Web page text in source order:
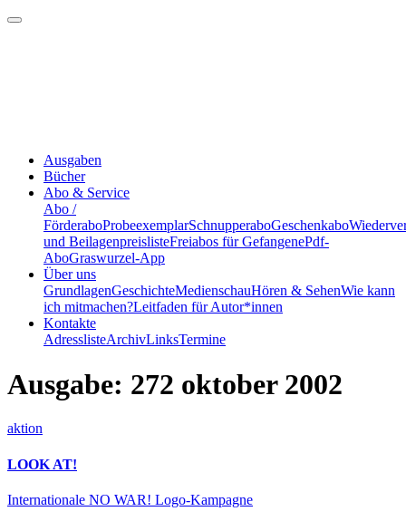
Ausgaben
Bücher
Abo & Service
Abo /
FörderaboProbeexemplarSchnupperaboGeschenkabo
und BeilagenpreislisteFreiabos für GefangenePdf-
AboGraswurzel-App
Über uns
GrundlagenGeschichteMedienschauHören & SehenWie kann
ich mitmachen?Leitfaden für Autor*innen
Kontakte
AdresslisteArchivLinksTermine
Ausgabe: 272 oktober 2002
aktion
LOOK AT!
Internationale NO WAR! Logo-Kampagne